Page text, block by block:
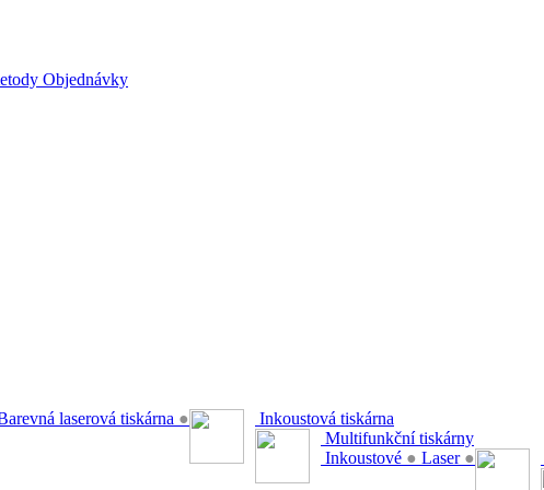
Objednávky
laserová tiskárna ●
Inkoustová tiskárna
Multifunkční tiskárny
Inkoustové ● Laser ●